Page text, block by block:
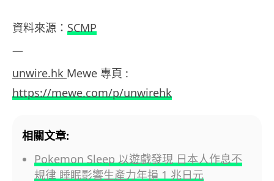
資料來源： SCMP
—
unwire.hk Mewe 專頁 :
https://mewe.com/p/unwirehk
相關文章:
Pokemon Sleep 以遊戲發現 日本人作息不
規律 睡眠影響生產力年損 1 兆日元